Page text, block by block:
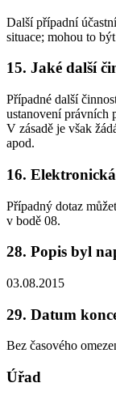
Další případní
situace; mohou to
15. Jaké další
Případné další
ustanovení právních
V zásadě je však
apod.
16.
Případný dotaz
v bodě 08.
28. Popis byl
03.08.2015
29. Datum
Bez časového
Úřad